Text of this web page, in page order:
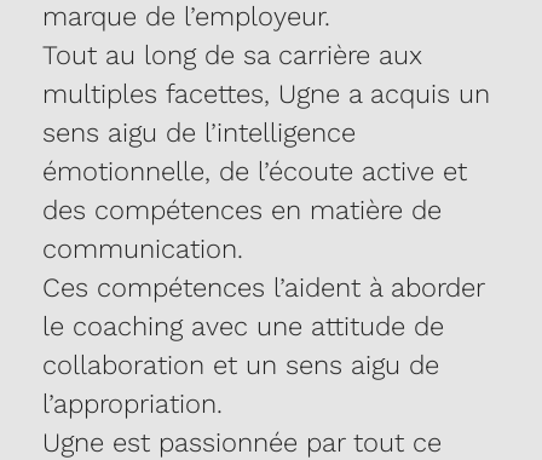
marque de l’employeur.
Tout au long de sa carrière aux
multiples facettes, Ugne a acquis un
sens aigu de l’intelligence
émotionnelle, de l’écoute active et
des compétences en matière de
communication.
Ces compétences l’aident à aborder
le coaching avec une attitude de
collaboration et un sens aigu de
l’appropriation.
Ugne est passionnée par tout ce